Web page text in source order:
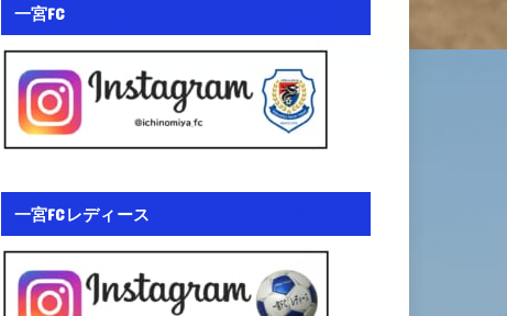
一宮FC
一宮FCレディース